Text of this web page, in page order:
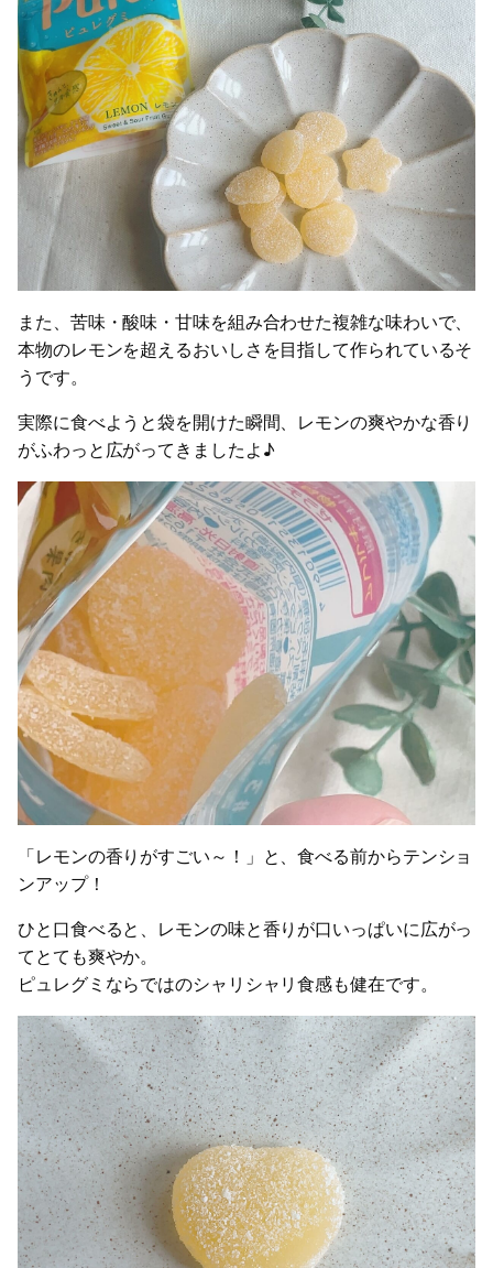
また、苦味・酸味・甘味を組み合わせた複雑な味わいで、
本物のレモンを超えるおいしさを目指して作られているそ
うです。
実際に食べようと袋を開けた瞬間、レモンの爽やかな香り
がふわっと広がってきましたよ♪
「レモンの香りがすごい～！」と、食べる前からテンショ
ンアップ！
ひと口食べると、レモンの味と香りが口いっぱいに広がっ
てとても爽やか。
ピュレグミならではのシャリシャリ食感も健在です。